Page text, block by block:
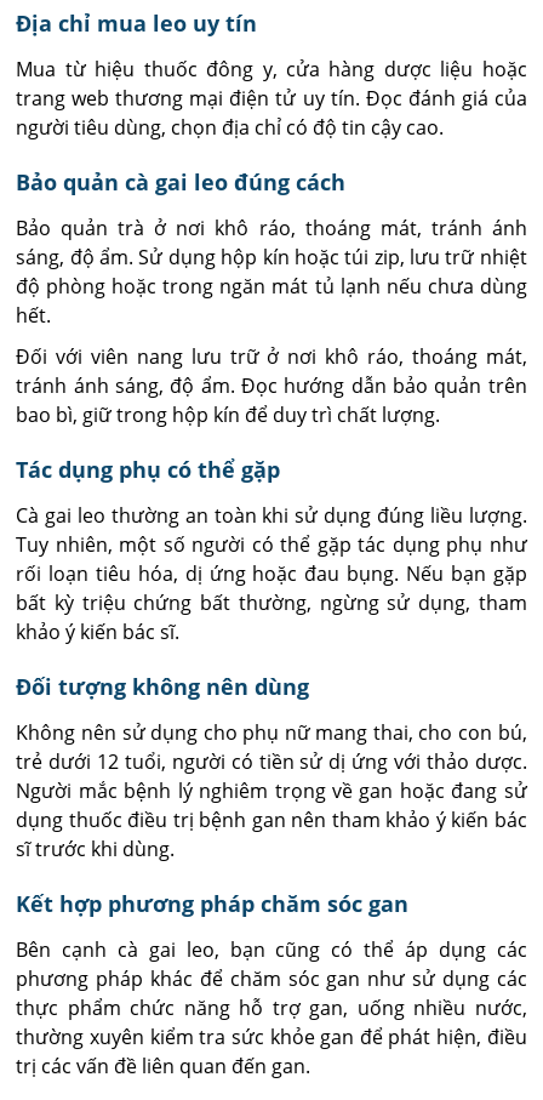
Địa chỉ mua leo uy tín
Mua từ hiệu thuốc đông y, cửa hàng dược liệu hoặc
trang web thương mại điện tử uy tín. Đọc đánh giá của
người tiêu dùng, chọn địa chỉ có độ tin cậy cao.
Bảo quản cà gai leo đúng cách
Bảo quản trà ở nơi khô ráo, thoáng mát, tránh ánh
sáng, độ ẩm. Sử dụng hộp kín hoặc túi zip, lưu trữ nhiệt
độ phòng hoặc trong ngăn mát tủ lạnh nếu chưa dùng
hết.
Đối với viên nang lưu trữ ở nơi khô ráo, thoáng mát,
tránh ánh sáng, độ ẩm. Đọc hướng dẫn bảo quản trên
bao bì, giữ trong hộp kín để duy trì chất lượng.
Tác dụng phụ có thể gặp
Cà gai leo thường an toàn khi sử dụng đúng liều lượng.
Tuy nhiên, một số người có thể gặp tác dụng phụ như
rối loạn tiêu hóa, dị ứng hoặc đau bụng. Nếu bạn gặp
bất kỳ triệu chứng bất thường, ngừng sử dụng, tham
khảo ý kiến bác sĩ.
Đối tượng không nên dùng
Không nên sử dụng cho phụ nữ mang thai, cho con bú,
trẻ dưới 12 tuổi, người có tiền sử dị ứng với thảo dược.
Người mắc bệnh lý nghiêm trọng về gan hoặc đang sử
dụng thuốc điều trị bệnh gan nên tham khảo ý kiến bác
sĩ trước khi dùng.
Kết hợp phương pháp chăm sóc gan
Bên cạnh cà gai leo, bạn cũng có thể áp dụng các
phương pháp khác để chăm sóc gan như sử dụng các
thực phẩm chức năng hỗ trợ gan, uống nhiều nước,
thường xuyên kiểm tra sức khỏe gan để phát hiện, điều
trị các vấn đề liên quan đến gan.